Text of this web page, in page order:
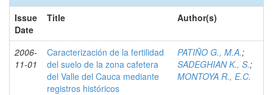
Issue
Date
Title Author(s)
2006-
11-01
Caracterización de la fertilidad
del suelo de la zona cafetera
del Valle del Cauca mediante
registros históricos
PATIÑO G., M.A.;
SADEGHIAN K., S.;
MONTOYA R., E.C.